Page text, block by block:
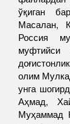
ўқиган
Масалан,
Россия
олим
унга
Аҳмад,
Муҳаммад